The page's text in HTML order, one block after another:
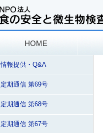
HOME
情報提供・Q&A
定期通信 第69号
定期通信 第68号
定期通信 第67号